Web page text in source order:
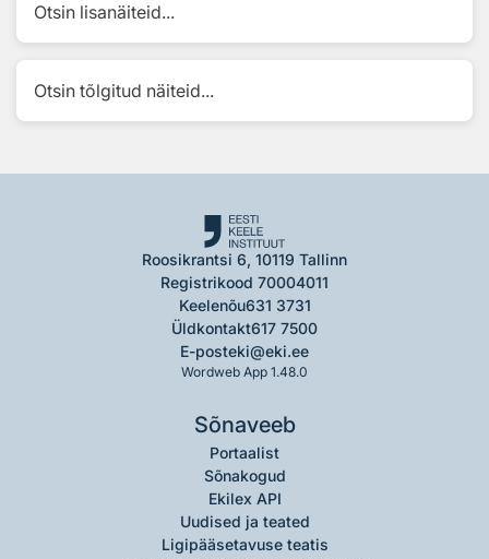
Otsin lisanäiteid...
Otsin tõlgitud näiteid...
Roosikrantsi 6, 10119 Tallinn
Registrikood 70004011
Keelenõu631 3731
Üldkontakt617 7500
E-posteki@eki.ee
Wordweb App 1.48.0
Sõnaveeb
Portaalist
Sõnakogud
Ekilex API
Uudised ja teated
Ligipääsetavuse teatis